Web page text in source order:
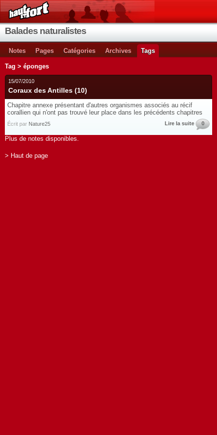
Balades naturalistes
Notes Pages Catégories Archives Tags
Tag > éponges
15/07/2010
Coraux des Antilles (10)
Chapitre annexe présentant d'autres organismes associés au récif
corallien qui n'ont pas trouvé leur place dans les précédents chapitres
Écrit par Nature25 Lire la suite 0
Plus de notes disponibles.
> Haut de page